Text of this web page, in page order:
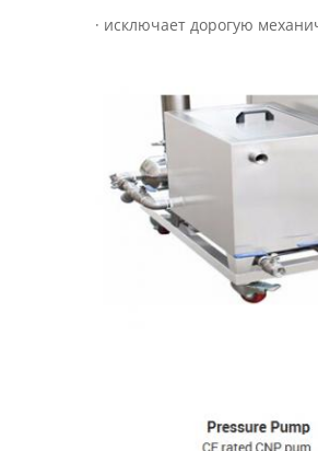
· исключает дорогую